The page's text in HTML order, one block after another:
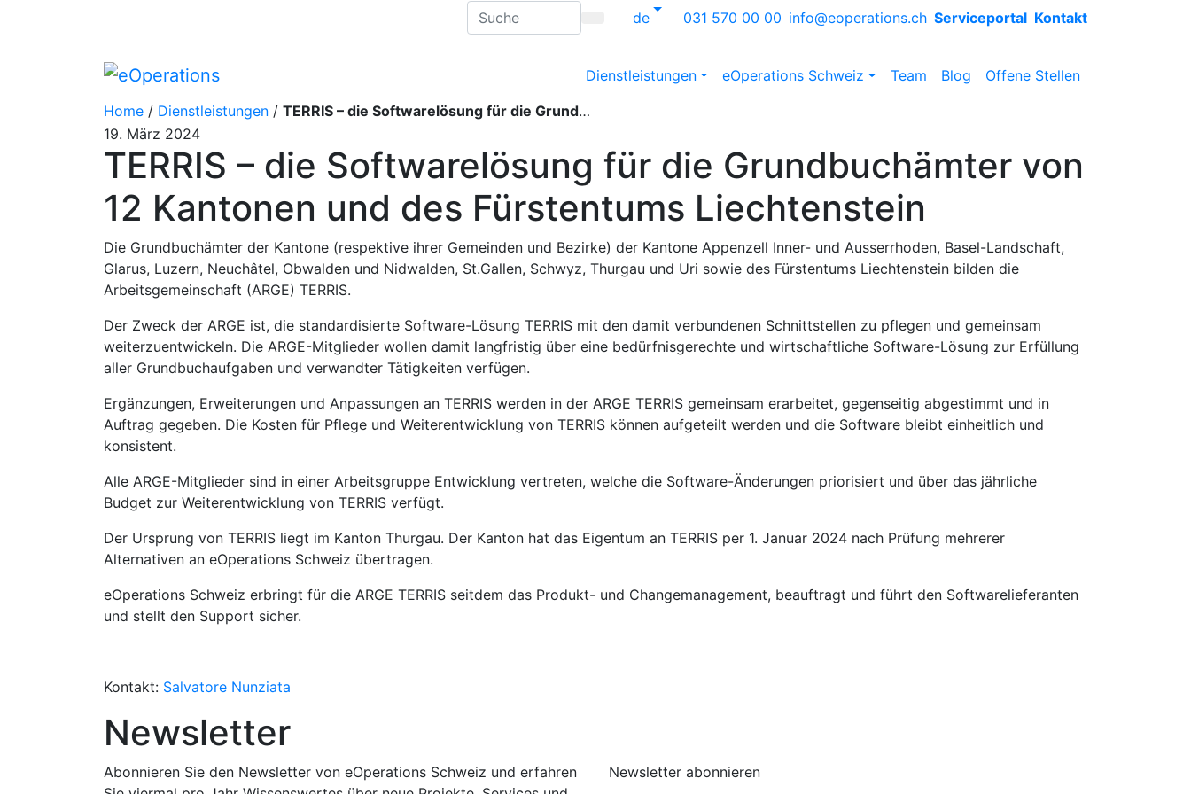
de 031 570 00 00 info@eoperations.ch Serviceportal Kontakt
Dienstleistungen eOperations Schweiz Team Blog
Offene Stellen
Home / Dienstleistungen / TERRIS – die Softwarelösung für die Grundbuchämter von 12 Kantonen und des Fürstentums Liechtenstein
19. März 2024
TERRIS – die Softwarelösung für die Grundbuchämter von
12 Kantonen und des Fürstentums Liechtenstein
Die Grundbuchämter der Kantone (respektive ihrer Gemeinden und Bezirke) der Kantone Appenzell Inner- und Ausserrhoden, Basel-Landschaft,
Glarus, Luzern, Neuchâtel, Obwalden und Nidwalden, St.Gallen, Schwyz, Thurgau und Uri sowie des Fürstentums Liechtenstein bilden die
Arbeitsgemeinschaft (ARGE) TERRIS.
Der Zweck der ARGE ist, die standardisierte Software-Lösung TERRIS mit den damit verbundenen Schnittstellen zu pflegen und gemeinsam
weiterzuentwickeln. Die ARGE-Mitglieder wollen damit langfristig über eine bedürfnisgerechte und wirtschaftliche Software-Lösung zur Erfüllung
aller Grundbuchaufgaben und verwandter Tätigkeiten verfügen.
Ergänzungen, Erweiterungen und Anpassungen an TERRIS werden in der ARGE TERRIS gemeinsam erarbeitet, gegenseitig abgestimmt und in
Auftrag gegeben. Die Kosten für Pflege und Weiterentwicklung von TERRIS können aufgeteilt werden und die Software bleibt einheitlich und
konsistent.
Alle ARGE-Mitglieder sind in einer Arbeitsgruppe Entwicklung vertreten, welche die Software-Änderungen priorisiert und über das jährliche
Budget zur Weiterentwicklung von TERRIS verfügt.
Der Ursprung von TERRIS liegt im Kanton Thurgau. Der Kanton hat das Eigentum an TERRIS per 1. Januar 2024 nach Prüfung mehrerer
Alternativen an eOperations Schweiz übertragen.
eOperations Schweiz erbringt für die ARGE TERRIS seitdem das Produkt- und Changemanagement, beauftragt und führt den Softwarelieferanten
und stellt den Support sicher.
Kontakt: Salvatore Nunziata
Newsletter
Abonnieren Sie den Newsletter von eOperations Schweiz und erfahren
Newsletter abonnieren